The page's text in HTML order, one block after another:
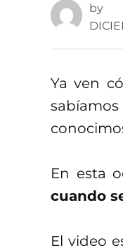
by
Ya ven
En esta
cuando
El video